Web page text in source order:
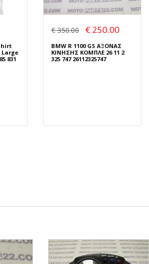
831
€ 350.00 € 250.00
BMW R 1100 GS ΑΞΟΝΑΣ
ΚΙΝΗΣΗΣ ΚΟΜΠΛΕ 26 11 2
325 747 26112325747